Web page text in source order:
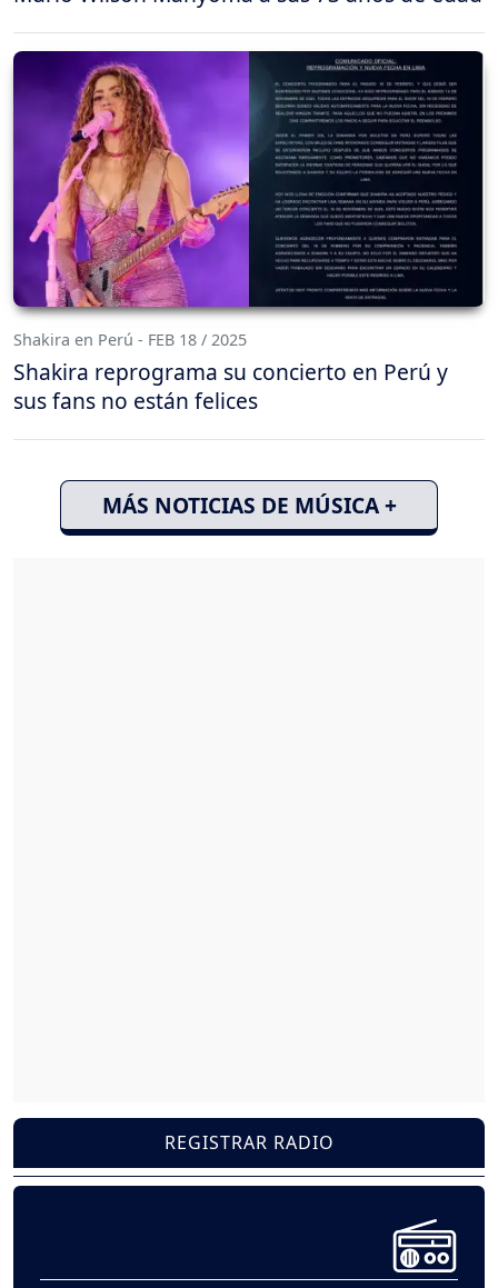
Shakira en Perú - FEB 18 / 2025
Shakira reprograma su concierto en Perú y
sus fans no están felices
MÁS NOTICIAS DE MÚSICA +
REGISTRAR RADIO